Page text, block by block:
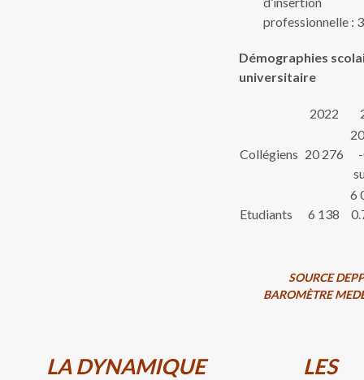
professionnelle :
Démographies
universitaire
2022
Collégiens 20 276
Etudiants 6 138
6
SOURCE
BAROMÈTRE
LA DYNAMIQUE
LES